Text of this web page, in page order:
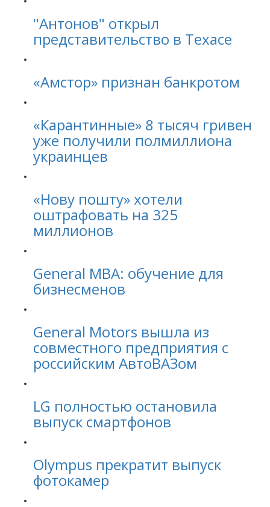
"Антонов" открыл
представительство в Техасе
«Амстор» признан банкротом
«Карантинные» 8 тысяч гривен
уже получили полмиллиона
украинцев
«Нову пошту» хотели
оштрафовать на 325
миллионов
General MBA: обучение для
бизнесменов
General Motors вышла из
совместного предприятия с
российским АвтоВАЗом
LG полностью остановила
выпуск смартфонов
Olympus прекратит выпуск
фотокамер